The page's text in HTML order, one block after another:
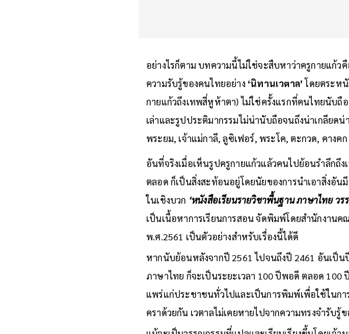
อย่างไรก็ตาม บทความนี้ไม่ใช่จะสืบหาว่าครูกายแก้
ความรับรู้ของคนไทยอย่าง ‘นิทานเวตาล’โดยตระห
กายแก้วถึงเทพสี่หูห้าตา) ไม่ใช่ครั้งแรกที่คนไทยนับถื
เล่าและรูปประติมากรรมไม่น่านับถือจนถึงน่าเกลียด
พระยม, เจ้าแม่กาลี, ลูซิเฟอร์, พระโค, ตะกวด, คางคก
อันที่จริงเมื่อเห็นรูปครูกายแก้วแล้วคนไปย้อนรำลึกถึ
ตลอด ก็เป็นสิ่งสะท้อนอยู่โดยนัยของการนำเอาสิ่งอั
ในเชิงบวก ‘หนังสือเรียนรายวิชาพื้นฐาน ภาษาไทย
เป็นเนื้อหาการเรียนการสอน จัดพิมพ์โดยสำนักงาน
พ.ศ.2561 เป็นตัวอย่างสำหรับเรื่องนี้ได้ดี
หากนับย้อนหลังจากปี 2561 ไปจนถึงปี 2461 อันเป็
ภาษาไทย ก็จะเป็นระยะเวลา 100 ปีพอดี ตลอด
แพร่แก่ประชาชนทั่วไปและเป็นการพิมพ์เพื่อใช้ในก
คราด้วยกัน เวตาลไม่เคยหายไปจากความทรงจำรับรู้